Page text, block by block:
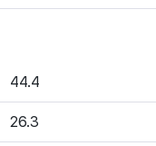
44.4
26.3